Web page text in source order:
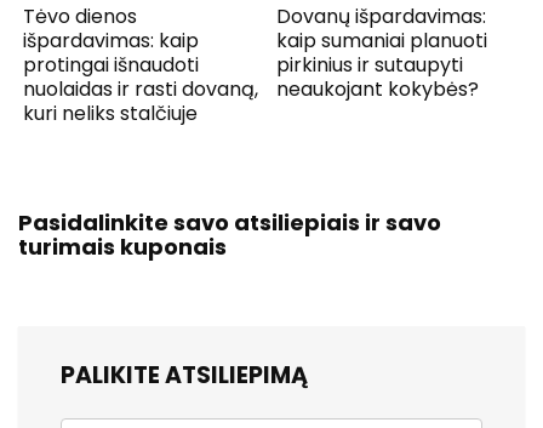
Tėvo dienos
išpardavimas: kaip
protingai išnaudoti
nuolaidas ir rasti dovaną,
kuri neliks stalčiuje
Dovanų išpardavimas:
kaip sumaniai planuoti
pirkinius ir sutaupyti
neaukojant kokybės?
Pasidalinkite savo atsiliepiais ir savo
turimais kuponais
PALIKITE ATSILIEPIMĄ